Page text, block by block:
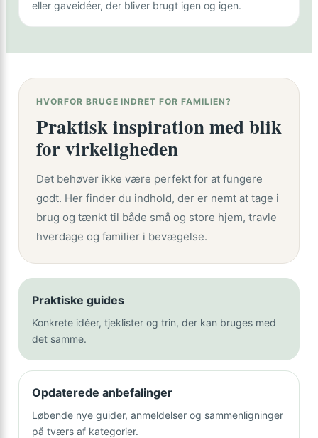
eller gaveidéer, der bliver brugt igen og igen.
HVORFOR BRUGE INDRET FOR FAMILIEN?
Praktisk inspiration med blik
for virkeligheden
Det behøver ikke være perfekt for at fungere
godt. Her finder du indhold, der er nemt at tage i
brug og tænkt til både små og store hjem, travle
hverdage og familier i bevægelse.
Praktiske guides
Konkrete idéer, tjeklister og trin, der kan bruges med
det samme.
Opdaterede anbefalinger
Løbende nye guider, anmeldelser og sammenligninger
på tværs af kategorier.